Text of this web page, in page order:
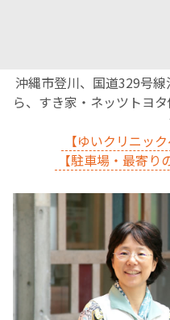
沖縄市登川、国道329号
ら、すき家・ネッツトヨ
【ゆいクリニッ
【駐車場・最寄り